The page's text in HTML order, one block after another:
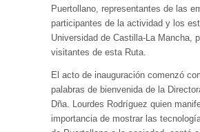
Puertollano, representantes de las
participantes de la actividad y los
Universidad de Castilla-La Mancha,
visitantes de esta Ruta.
El acto de inauguración comenzó
palabras de bienvenida de la
Dña. Lourdes Rodríguez quien
importancia de mostrar las